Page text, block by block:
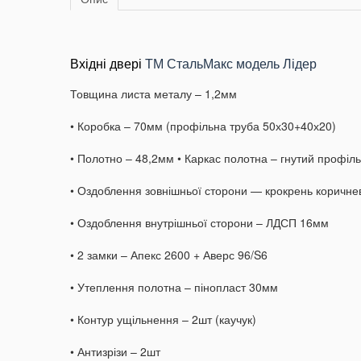
Вхідні двері ТМ СтальМакс модель Лідер
Товщина листа металу – 1,2мм
• Коробка – 70мм (профільна труба 50х30+40х20)
• Полотно – 48,2мм • Каркас полотна – гнутий
• Оздоблення зовнішньої сторони — крокрень
• Оздоблення внутрішньої сторони – ЛДСП 16мм
• 2 замки – Апекс 2600 + Аверс 96/S6
• Утеплення полотна – пінопласт 30мм
• Контур ущільнення – 2шт (каучук)
• Антизрізи – 2шт